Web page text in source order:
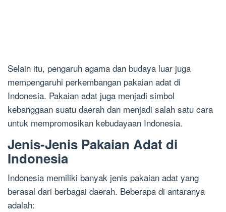
Selain itu, pengaruh agama dan budaya luar juga
mempengaruhi perkembangan pakaian adat di
Indonesia. Pakaian adat juga menjadi simbol
kebanggaan suatu daerah dan menjadi salah satu cara
untuk mempromosikan kebudayaan Indonesia.
Jenis-Jenis Pakaian Adat di
Indonesia
Indonesia memiliki banyak jenis pakaian adat yang
berasal dari berbagai daerah. Beberapa di antaranya
adalah: